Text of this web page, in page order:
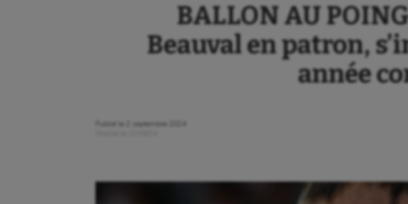
BALLON AU
Beauval en patron,
année
Publié le
2 septembre 2024